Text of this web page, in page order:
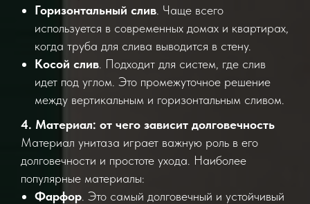
Горизонтальный слив . Чаще всего
используется в современных домах и квартирах,
когда труба для слива выводится в стену.
Косой слив . Подходит для систем, где слив
идет под углом. Это промежуточное решение
между вертикальным и горизонтальным сливом.
4. Материал: от чего зависит долговечность
Материал унитаза играет важную роль в его
долговечности и простоте ухода. Наиболее
популярные материалы:
Фарфор . Это самый долговечный и устойчивый